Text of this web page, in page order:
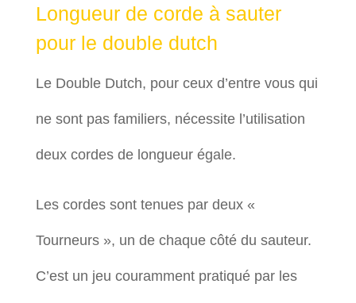
Longueur de corde à sauter
pour le double dutch
Le Double Dutch, pour ceux d’entre vous qui
ne sont pas familiers, nécessite l’utilisation
deux cordes de longueur égale.
Les cordes sont tenues par deux «
Tourneurs », un de chaque côté du sauteur.
C’est un jeu couramment pratiqué par les